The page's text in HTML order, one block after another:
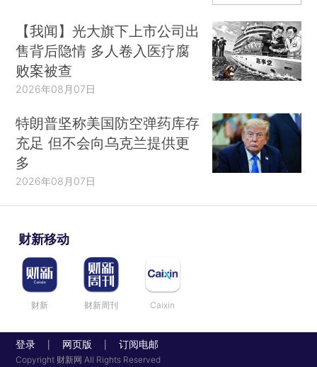
【我闻】光大旗下上市公司出
售背后隐情 多人卷入医疗腐
败案被查
2026年08月07日
特朗普坚称美国防空弹药库存
充足 但不会向乌克兰提供更
多
2026年08月07日
财新移动
财新 财新周刊 Caixin
登录 网页版 订阅电邮
Copyright 财新网 All Rights Reserved